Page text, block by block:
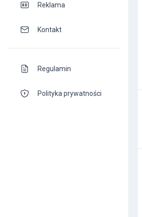
Reklama
Kontakt
Regulamin
Polityka prywatności